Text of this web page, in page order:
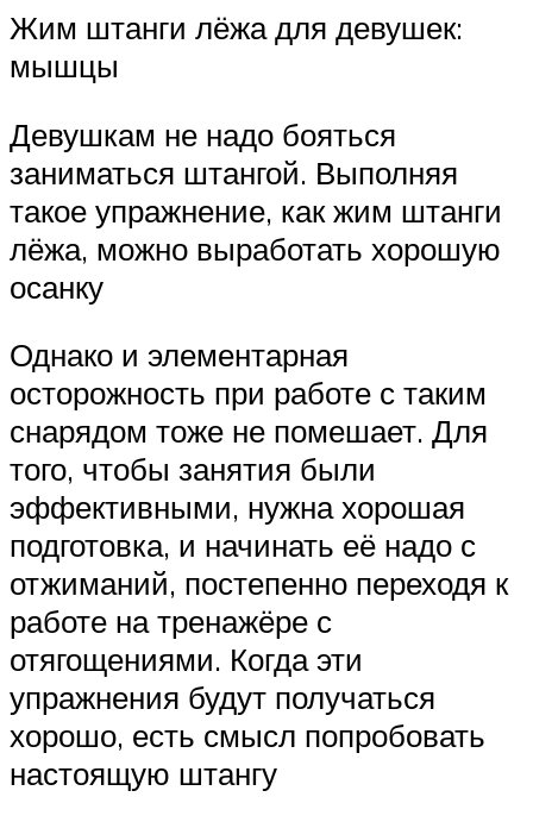
Жим штанги лёжа для девушек:
мышцы
Девушкам не надо бояться
заниматься штангой. Выполняя
такое упражнение, как жим штанги
лёжа, можно выработать хорошую
осанку
Однако и элементарная
осторожность при работе с таким
снарядом тоже не помешает. Для
того, чтобы занятия были
эффективными, нужна хорошая
подготовка, и начинать её надо с
отжиманий, постепенно переходя к
работе на тренажёре с
отягощениями. Когда эти
упражнения будут получаться
хорошо, есть смысл попробовать
настоящую штангу